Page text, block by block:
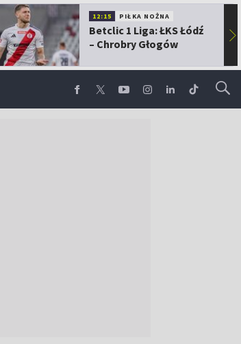
12:15 PIŁKA NOŻNA
Betclic 1 Liga: ŁKS Łódź
– Chrobry Głogów
▶